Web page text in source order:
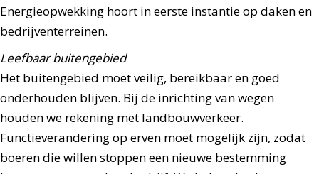
Energieopwekking hoort in eerste instantie op daken en
bedrijventerreinen.
Leefbaar buitengebied
Het buitengebied moet veilig, bereikbaar en goed
onderhouden blijven. Bij de inrichting van wegen
houden we rekening met landbouwverkeer.
Functieverandering op erven moet mogelijk zijn, zodat
boeren die willen stoppen een nieuwe bestemming